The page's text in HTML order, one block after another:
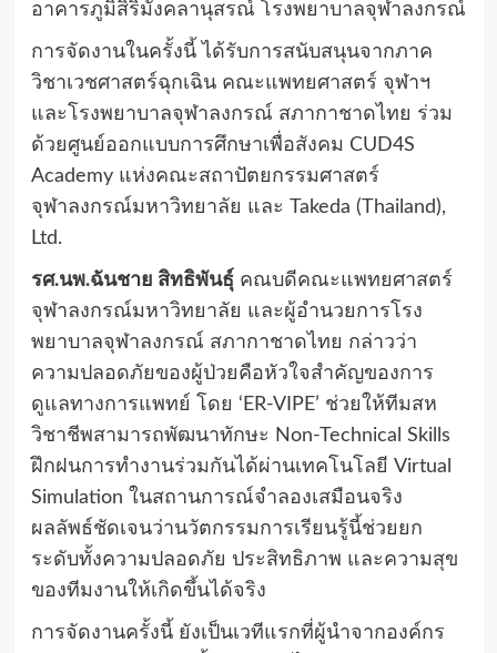
อาคารภูมิสิริมังคลานุสรณ์ โรงพยาบาลจุฬาลงกรณ์
การจัดงานในครั้งนี้ ได้รับการสนับสนุนจากภาค
วิชาเวชศาสตร์ฉุกเฉิน คณะแพทยศาสตร์ จุฬาฯ
และโรงพยาบาลจุฬาลงกรณ์ สภากาชาดไทย ร่วม
ด้วยศูนย์ออกแบบการศึกษาเพื่อสังคม CUD4S
Academy แห่งคณะสถาปัตยกรรมศาสตร์
จุฬาลงกรณ์มหาวิทยาลัย และ Takeda (Thailand),
Ltd.
รศ.นพ.ฉันชาย สิทธิพันธุ์คณบดีคณะแพทยศาสตร์
จุฬาลงกรณ์มหาวิทยาลัย และผู้อำนวยการโรง
พยาบาลจุฬาลงกรณ์ สภากาชาดไทย กล่าวว่า
ความปลอดภัยของผู้ป่วยคือหัวใจสำคัญของการ
ดูแลทางการแพทย์ โดย ‘ER-VIPE’ ช่วยให้ทีมสห
วิชาชีพสามารถพัฒนาทักษะ Non-Technical Skills
ฝึกฝนการทำงานร่วมกันได้ผ่านเทคโนโลยี Virtual
Simulation ในสถานการณ์จำลองเสมือนจริง
ผลลัพธ์ชัดเจนว่านวัตกรรมการเรียนรู้นี้ช่วยยก
ระดับทั้งความปลอดภัย ประสิทธิภาพ และความสุข
ของทีมงานให้เกิดขึ้นได้จริง
การจัดงานครั้งนี้ ยังเป็นเวทีแรกที่ผู้นำจากองค์กร